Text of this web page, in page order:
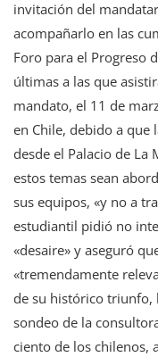
invitación del
acompañarlo en las
Foro para el Progreso
últimas a las que
mandato, el 11 de
en Chile, debido a
desde el Palacio de La
estos temas sean
sus equipos, «y no a
estudiantil pidió no
«desaire» y aseguró
«tremendamente
de su histórico triunfo,
sondeo de la
ciento de los chilenos,